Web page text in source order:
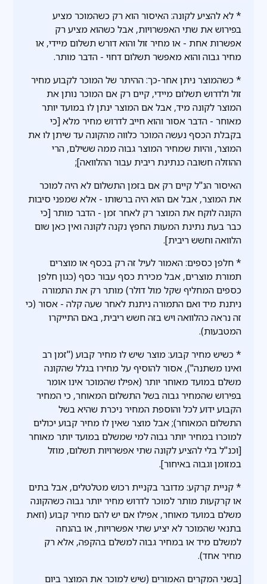
* לא להציע לקונה: האיסור הוא רק כשהמוכר מציע
בפירוש את שתי האפשרויות, אבל כשהוא מציע רק
אפשרות אחת - או מחיר זול והוא דורש תשלום מיידי, או
מחיר גבוה והוא מאפשר תשלום דחוי - הדבר מותר.
* כשהמוצר ניתן אחר-כך: ההיתר של המוכר לקבוע מחיר
זול ולדרוש תשלום מיידי, קיים רק אם המוכר נותן את
המוצר לקונה מיד, אבל אם המוצר ינתן לו במועד יותר
מאוחר - הדבר אסור והוא חייב לדרוש מחיר מלא [כי
בקבלת הכסף נעשה המוכר כלווה מהקונה עד שיתן לו את
המוצר, והיות שמחיר המוצר גבוה ממה ששילם, הרי
ההוזלה חשובה כנתינת ריבית עבור ההלוואה];
האיסור הנ"ל קיים רק אם בזמן התשלום לא היה למוכר
את המוצר, אבל אם הוא היה ברשותו - אלא שמפני סיבות
הקונה לוקח את המוצר רק לאחר זמן - הדבר מותר [כי
כבר בעת נתינת המעות החפץ נקנה לקונה ואין כאן שום
הלוואה וחשש ריבית].
* חלפן כספים: האמור לעיל זה רק בכסף או מוצרים
תמורת מוצרים, אבל מכירת כסף עבור כסף (כגון חלפן
כספים המחליף שקל מול דולר) מותר רק את התמורה
ניתנת מיד ואם התמורה ניתנת לאחר שעה קלה - אסור (כי
זה נראה כהלוואה ויש בזה חשש ריבית, באם התייקרו
המטבעות).
* כשיש מחיר קבוע: מוצר שיש לו מחיר קבוע ("זמן רב
ואינו משתנה"), אסור להוסיף על מחירו בגלל שהקונה
משלם במועד מאוחר יותר (אפילו שהמוכר אינו אומר
בפירוש שהמחיר גבוה בשל התשלום המאוחר, כי המחיר
הקבוע ידוע לכל והוספת המחיר ניכרת שהיא בשל
התשלום המאוחר); אבל מוצר שאין לו מחיר קבוע יכולים
למוכרו במחיר יותר גבוה למי שמשלם במועד יותר מאוחר
[וכנ"ל בלי להציע לקונה שתי אפשרויות תשלום, מוזל
במזומן וגבוה באיחור].
* קניית קרקע: מדובר בקניית רכוש מטלטלים, אבל בתים
או קרקעות מותר למוכר לדרוש מחיר יותר גבוה כשהקונה
משלם במועד מאוחר, אפילו אם יש להם מחיר קבוע (וזאת
בתנאי שהמוכר לא יציע שתי אפשרויות, או בהנחה
למשלם מיד או במחיר גבוה למשלם בהקפה, אלא רק
מחיר אחד).
[בשני המקרים האמורים (שיש למוכר את המוצר ביום